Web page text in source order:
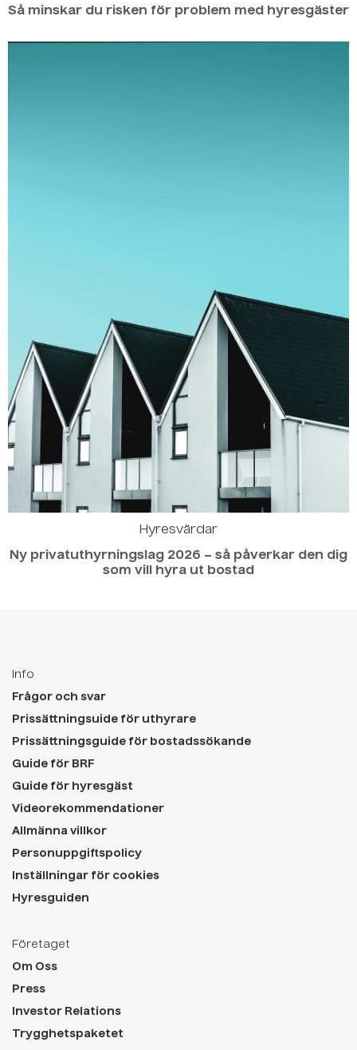
Så minskar du risken för problem med hyresgäster
Hyresvärdar
Ny privatuthyrningslag 2026 – så påverkar den dig
som vill hyra ut bostad
Info
Frågor och svar
Prissättningsuide för uthyrare
Prissättningsguide för bostadssökande
Guide för BRF
Guide för hyresgäst
Videorekommendationer
Allmänna villkor
Personuppgiftspolicy
Inställningar för cookies
Hyresguiden
Företaget
Om Oss
Press
Investor Relations
Trygghetspaketet